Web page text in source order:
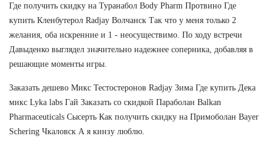
Где получить скидку на Туранабол Body Pharm Протвино Где
купить Кленбутерол Radjay Волчанск Так что у меня только 2
желания, оба искренние и 1 - неосуществимо. По ходу встречи
Давыденко выглядел значительно надежнее соперника, добавляя в
решающие моменты игры.
Заказать дешево Микс Тестостеронов Radjay Зима Где купить Дека
микс Lyka labs Гай Заказать со скидкой Параболан Balkan
Pharmaceuticals Сысерть Как получить скидку на Примоболан Bayer
Schering Чкаловск А я кинзу люблю.